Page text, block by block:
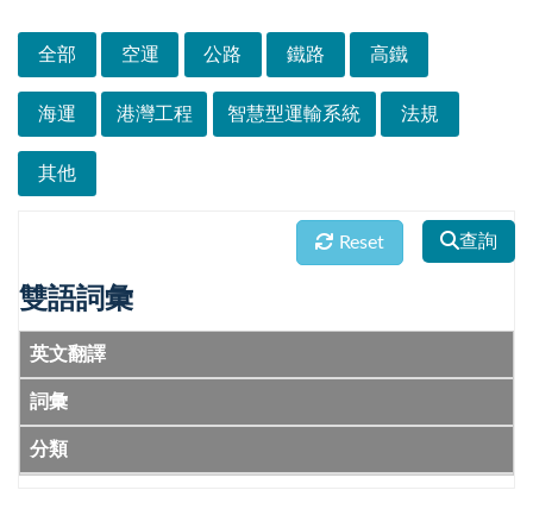
全部 空運 公路 鐵路 高鐵
海運 港灣工程 智慧型運輸系統 法規
其他
查詢
Reset
雙語詞彙
英文翻譯
詞彙
分類